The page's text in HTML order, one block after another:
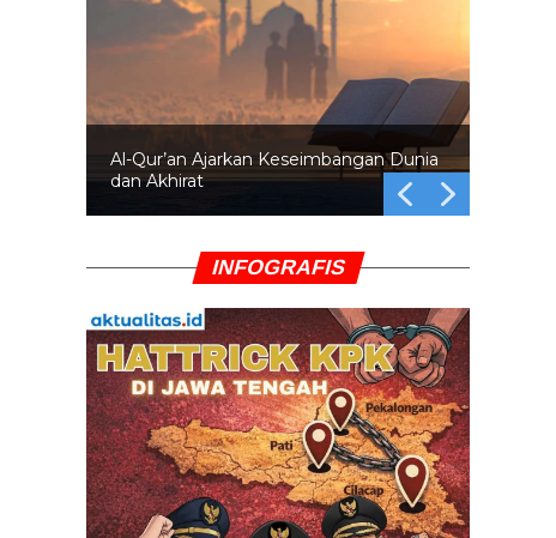
Al-Qur’an Ajarkan Keseimbangan Dunia
dan Akhirat
INFOGRAFIS